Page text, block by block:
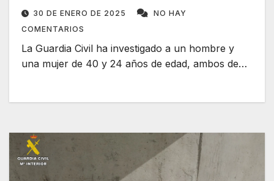
30 DE ENERO DE 2025
NO HAY
COMENTARIOS
La Guardia Civil ha investigado a un hombre y
una mujer de 40 y 24 años de edad, ambos de…